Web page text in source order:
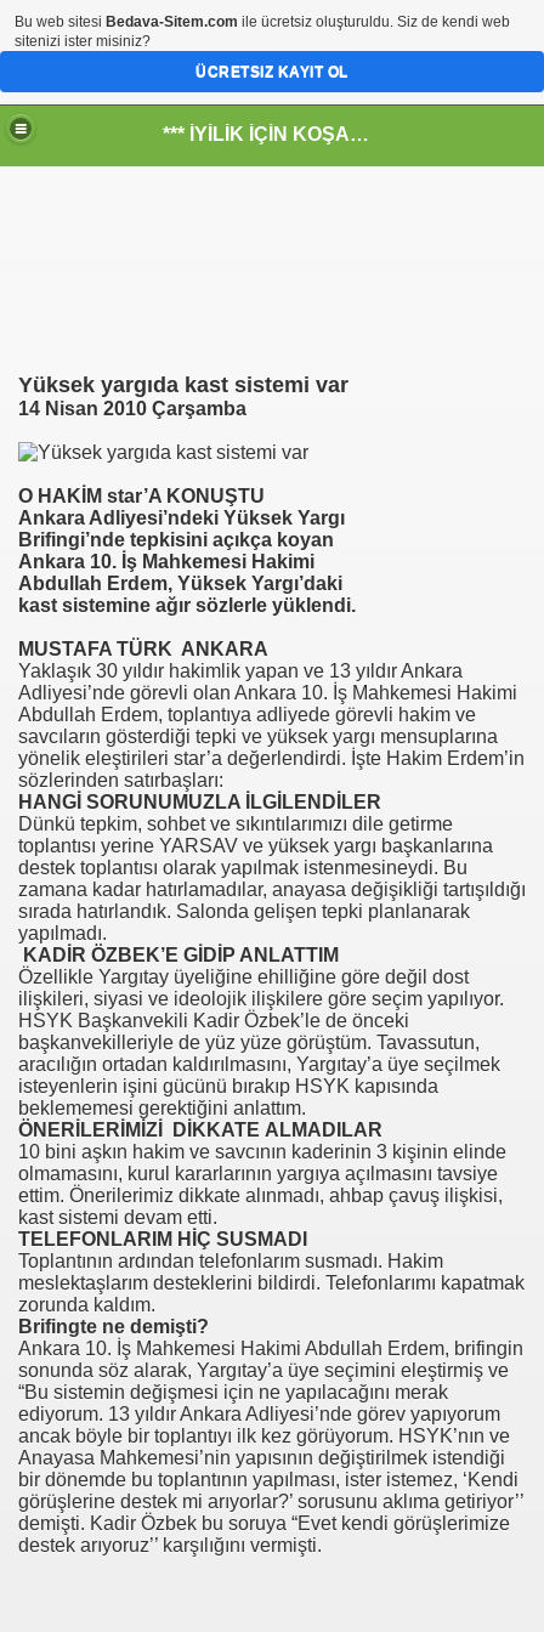
*** İYİLİK İÇİN KOŞANLARIN YERİ***
Yüksek yargıda kast sistemi var
14 Nisan 2010 Çarşamba
O HAKİM star’A KONUŞTU
Ankara Adliyesi’ndeki Yüksek Yargı
Brifingi’nde tepkisini açıkça koyan
Ankara 10. İş Mahkemesi Hakimi
Abdullah Erdem, Yüksek Yargı’daki
kast sistemine ağır sözlerle yüklendi.
MUSTAFA TÜRK ANKARA
Yaklaşık 30 yıldır hakimlik yapan ve 13 yıldır Ankara
Adliyesi’nde görevli olan Ankara 10. İş Mahkemesi Hakimi
Abdullah Erdem, toplantıya adliyede görevli hakim ve
savcıların gösterdiği tepki ve yüksek yargı mensuplarına
yönelik eleştirileri star’a değerlendirdi. İşte Hakim Erdem’in
sözlerinden satırbaşları:
HANGİ SORUNUMUZLA İLGİLENDİLER
Dünkü tepkim, sohbet ve sıkıntılarımızı dile getirme
toplantısı yerine YARSAV ve yüksek yargı başkanlarına
destek toplantısı olarak yapılmak istenmesineydi. Bu
zamana kadar hatırlamadılar, anayasa değişikliği tartışıldığı
sırada hatırlandık. Salonda gelişen tepki planlanarak
yapılmadı.
KADİR ÖZBEK’E GİDİP ANLATTIM
Özellikle Yargıtay üyeliğine ehilliğine göre değil dost
ilişkileri, siyasi ve ideolojik ilişkilere göre seçim yapılıyor.
HSYK Başkanvekili Kadir Özbek’le de önceki
başkanvekilleriyle de yüz yüze görüştüm. Tavassutun,
aracılığın ortadan kaldırılmasını, Yargıtay’a üye seçilmek
isteyenlerin işini gücünü bırakıp HSYK kapısında
beklememesi gerektiğini anlattım.
ÖNERİLERİMİZİ DİKKATE ALMADILAR
10 bini aşkın hakim ve savcının kaderinin 3 kişinin elinde
olmamasını, kurul kararlarının yargıya açılmasını tavsiye
ettim. Önerilerimiz dikkate alınmadı, ahbap çavuş ilişkisi,
kast sistemi devam etti.
TELEFONLARIM HİÇ SUSMADI
Toplantının ardından telefonlarım susmadı. Hakim
meslektaşlarım desteklerini bildirdi. Telefonlarımı kapatmak
zorunda kaldım.
Brifingte ne demişti?
Ankara 10. İş Mahkemesi Hakimi Abdullah Erdem, brifingin
sonunda söz alarak, Yargıtay’a üye seçimini eleştirmiş ve
“Bu sistemin değişmesi için ne yapılacağını merak
ediyorum. 13 yıldır Ankara Adliyesi’nde görev yapıyorum
ancak böyle bir toplantıyı ilk kez görüyorum. HSYK’nın ve
Anayasa Mahkemesi’nin yapısının değiştirilmek istendiği
bir dönemde bu toplantının yapılması, ister istemez, ‘Kendi
görüşlerine destek mi arıyorlar?’ sorusunu aklıma getiriyor’’
demişti. Kadir Özbek bu soruya “Evet kendi görüşlerimize
destek arıyoruz’’ karşılığını vermişti.
- HİDROJEN ENERJİ MRK *NASIL ENGELLENDİ* !!!
-Engellenen Mühendis !!!
Halal Food
AS-DER.
DUYURUSU
DUYURUSU
Bu web sitesi Bedava-Sitem.com ile ücretsiz oluşturuldu. Siz de kendi web
sitenizi ister misiniz?
ÜCRETSIZ KAYIT OL